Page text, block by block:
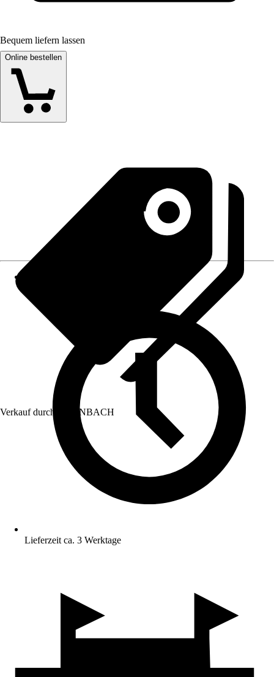
Bequem liefern lassen
Online bestellen
Verkauf durch: HORNBACH
Lieferzeit ca. 3 Werktage